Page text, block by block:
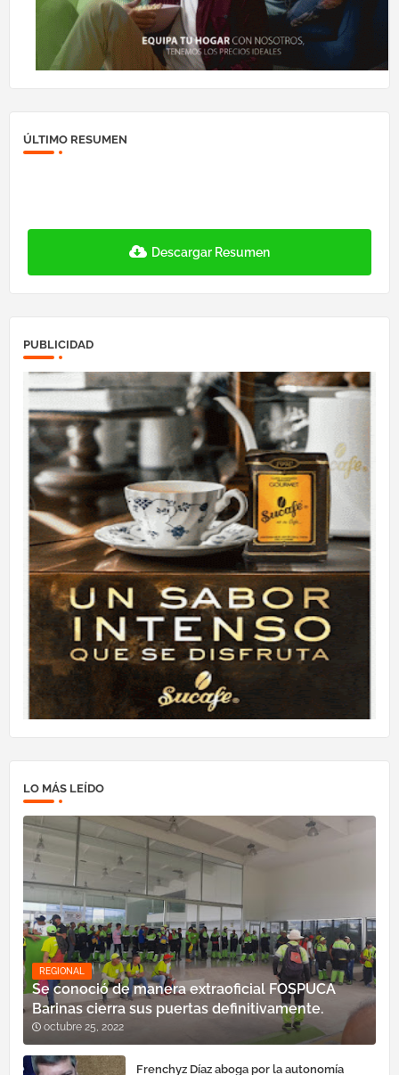
ÚLTIMO RESUMEN
Descargar Resumen
PUBLICIDAD
LO MÁS LEÍDO
REGIONAL
Se conoció de manera extraoficial FOSPUCA
Barinas cierra sus puertas definitivamente.
octubre 25, 2022
Frenchyz Díaz aboga por la autonomía